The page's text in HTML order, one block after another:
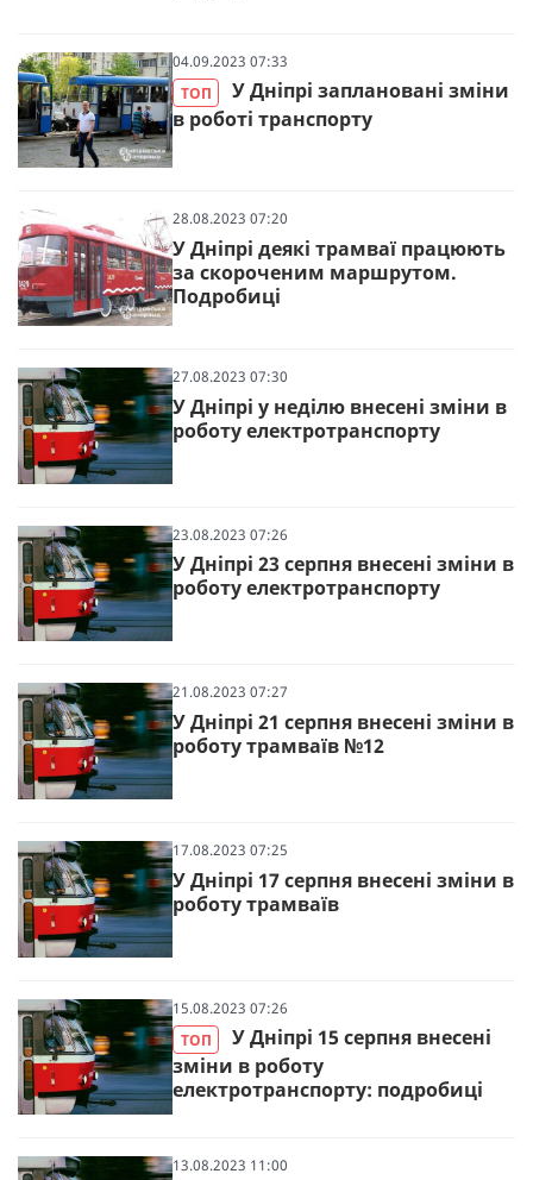
04.09.2023 07:33
ТОП
У Дніпрі заплановані зміни
в роботі транспорту
28.08.2023 07:20
У Дніпрі деякі трамваї працюють
за скороченим маршрутом.
Подробиці
27.08.2023 07:30
У Дніпрі у неділю внесені зміни в
роботу електротранспорту
23.08.2023 07:26
У Дніпрі 23 серпня внесені зміни в
роботу електротранспорту
21.08.2023 07:27
У Дніпрі 21 серпня внесені зміни в
роботу трамваїв №12
17.08.2023 07:25
У Дніпрі 17 серпня внесені зміни в
роботу трамваїв
15.08.2023 07:26
ТОП
У Дніпрі 15 серпня внесені
зміни в роботу
електротранспорту: подробиці
13.08.2023 11:00